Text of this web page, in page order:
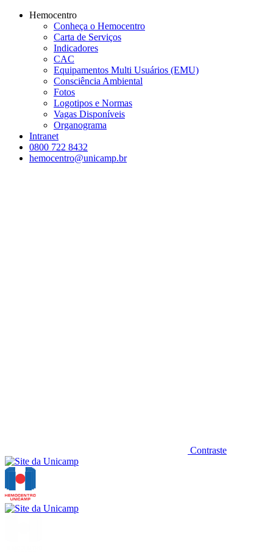
Conteúdo principal
Hemocentro
Conheça o Hemocentro
Carta de Serviços
Indicadores
CAC
Equipamentos Multi Usuários (EMU)
Consciência Ambiental
Fotos
Logotipos e Normas
Vagas Disponíveis
Organograma
Intranet
0800 722 8432
hemocentro@unicamp.br
Contraste